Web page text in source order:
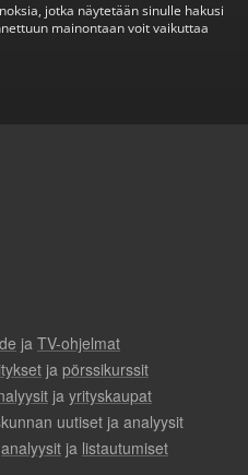
jotka näytetään sinulle hakusi
mainontaan voit vaikuttaa